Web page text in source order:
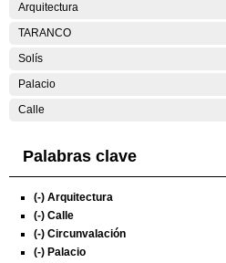
Arquitectura
TARANCO
Solís
Palacio
Calle
Palabras clave
(-) Arquitectura
(-) Calle
(-) Circunvalación
(-) Palacio